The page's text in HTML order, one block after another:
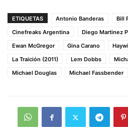
ETIQUETAS Antonio Banderas Bill
Cinefreaks Argentina
Diego Martinez
Ewan McGregor
Gina Carano
La Traición (2011)
Lem Dobbs
Michael Douglas
Michael Fassbender